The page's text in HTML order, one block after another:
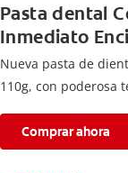
Pasta dental
Inmediato
Nueva pasta de
110g, con poderosa
Comprar ahora